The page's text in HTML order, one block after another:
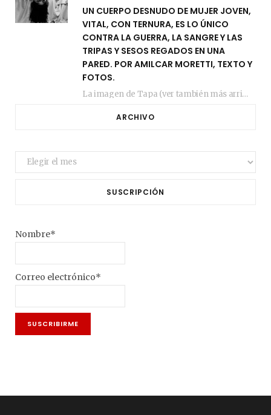
UN CUERPO DESNUDO DE MUJER JOVEN,
VITAL, CON TERNURA, ES LO ÚNICO
CONTRA LA GUERRA, LA SANGRE Y LAS
TRIPAS Y SESOS REGADOS EN UNA
PARED. POR AMILCAR MORETTI, TEXTO Y
FOTOS.
La imagen de Tapa (ver también más arriba) fue compuesta en estos días de febrero…
ARCHIVO
Archivo
SUSCRIPCIÓN
Nombre*
Correo electrónico*